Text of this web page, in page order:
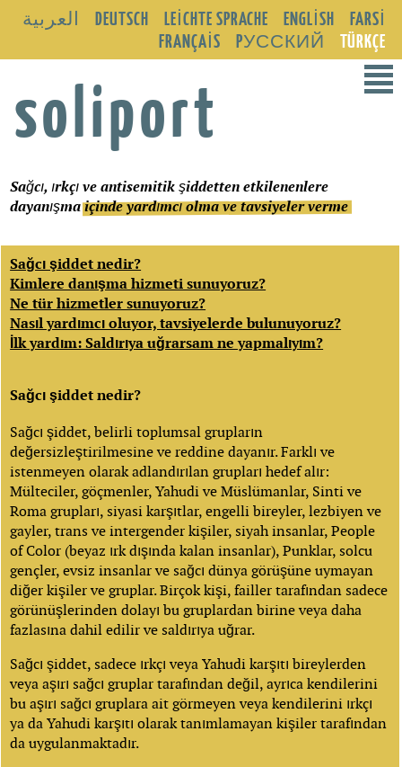
العربية DEUTSCH LEICHTE SPRACHE ENGLISH
FARSI
FRANÇAIS
PУССКИЙ TÜRKÇE
²
soliport
Sağcı, ırkçı ve antisemitik şiddetten etkilenenlere
dayanışmaiçinde yardımcı olma ve tavsiyeler verme
Sağcı şiddet nedir?
Kimlere danışma hizmeti sunuyoruz?
Ne tür hizmetler sunuyoruz?
Nasıl yardımcı oluyor, tavsiyelerde bulunuyoruz?
İlk yardım: Saldırıya uğrarsam ne yapmalıyım?
Sağcı şiddet nedir?
Sağcı şiddet, belirli toplumsal grupların
değersizleştirilmesine ve reddine dayanır. Farklı ve
istenmeyen olarak adlandırılan grupları hedef alır:
Mülteciler, göçmenler, Yahudi ve Müslümanlar, Sinti ve
Roma grupları, siyasi karşıtlar, engelli bireyler, lezbiyen ve
gayler, trans ve intergender kişiler, siyah insanlar, People
of Color (beyaz ırk dışında kalan insanlar), Punklar, solcu
gençler, evsiz insanlar ve sağcı dünya görüşüne uymayan
diğer kişiler ve gruplar. Birçok kişi, failler tarafından sadece
görünüşlerinden dolayı bu gruplardan birine veya daha
fazlasına dahil edilir ve saldırıya uğrar.
Sağcı şiddet, sadece ırkçı veya Yahudi karşıtı bireylerden
veya aşırı sağcı gruplar tarafından değil, ayrıca kendilerini
bu aşırı sağcı gruplara ait görmeyen veya kendilerini ırkçı
ya da Yahudi karşıtı olarak tanımlamayan kişiler tarafından
da uygulanmaktadır.